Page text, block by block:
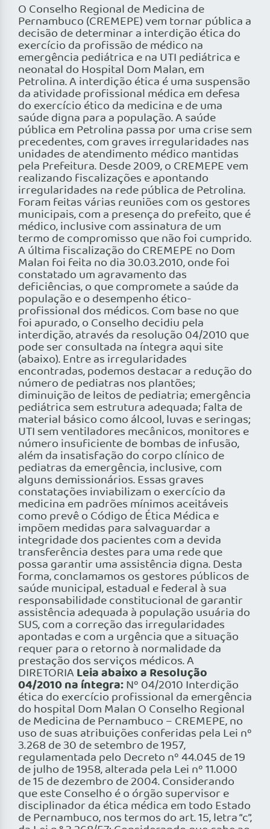
O Conselho Regional de Medicina de
Pernambuco (CREMEPE) vem tornar pública a
decisão de determinar a interdição ética do
exercício da profissão de médico na
emergência pediátrica e na UTI pediátrica e
neonatal do Hospital Dom Malan, em
Petrolina. A interdição ética é uma suspensão
da atividade profissional médica em defesa
do exercício ético da medicina e de uma
saúde digna para a população. A saúde
pública em Petrolina passa por uma crise sem
precedentes, com graves irregularidades nas
unidades de atendimento médico mantidas
pela Prefeitura. Desde 2009, o CREMEPE vem
realizando fiscalizações e apontando
irregularidades na rede pública de Petrolina.
Foram feitas várias reuniões com os gestores
municipais, com a presença do prefeito, que é
médico, inclusive com assinatura de um
termo de compromisso que não foi cumprido.
A última fiscalização do CREMEPE no Dom
Malan foi feita no dia 30.03.2010, onde foi
constatado um agravamento das
deficiências, o que compromete a saúde da
população e o desempenho ético-
profissional dos médicos. Com base no que
foi apurado, o Conselho decidiu pela
interdição, através da resolução 04/2010 que
pode ser consultada na íntegra aqui site
(abaixo). Entre as irregularidades
encontradas, podemos destacar a redução do
número de pediatras nos plantões;
diminuição de leitos de pediatria; emergência
pediátrica sem estrutura adequada; falta de
material básico como álcool, luvas e seringas;
UTI sem ventiladores mecânicos, monitores e
número insuficiente de bombas de infusão,
além da insatisfação do corpo clínico de
pediatras da emergência, inclusive, com
alguns demissionários. Essas graves
constatações inviabilizam o exercício da
medicina em padrões mínimos aceitáveis
como prevê o Código de Ética Médica e
impõem medidas para salvaguardar a
integridade dos pacientes com a devida
transferência destes para uma rede que
possa garantir uma assistência digna. Desta
forma, conclamamos os gestores públicos de
saúde municipal, estadual e federal à sua
responsabilidade constitucional de garantir
assistência adequada à população usuária do
SUS, com a correção das irregularidades
apontadas e com a urgência que a situação
requer para o retorno à normalidade da
prestação dos serviços médicos. A
DIRETORIA Leia abaixo a Resolução
04/2010 na íntegra:Nº 04/2010 Interdição
ética do exercício profissional da emergência
do hospital Dom Malan O Conselho Regional
de Medicina de Pernambuco – CREMEPE, no
uso de suas atribuições conferidas pela Lei nº
3.268 de 30 de setembro de 1957,
regulamentada pelo Decreto nº 44.045 de 19
de julho de 1958, alterada pela Lei nº 11.000
de 15 de dezembro de 2004. Considerando
que este Conselho é o órgão supervisor e
disciplinador da ética médica em todo Estado
de Pernambuco, nos termos do art. 15, letra “c”,